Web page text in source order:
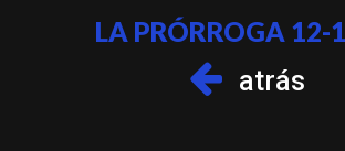
LA PRÓRROGA 12-
atrás